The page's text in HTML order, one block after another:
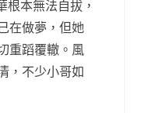
根本無法自拔，
在做夢，但她
重蹈覆轍。風
，不少小哥如